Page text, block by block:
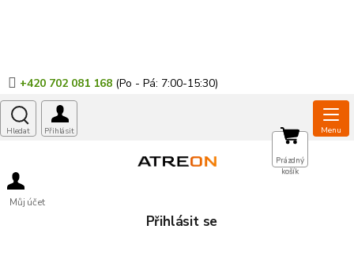
+420 702 081 168
Můj účet
Přihlásit se
NÁKUPNÍ
KOŠÍK
Prázdný
košík